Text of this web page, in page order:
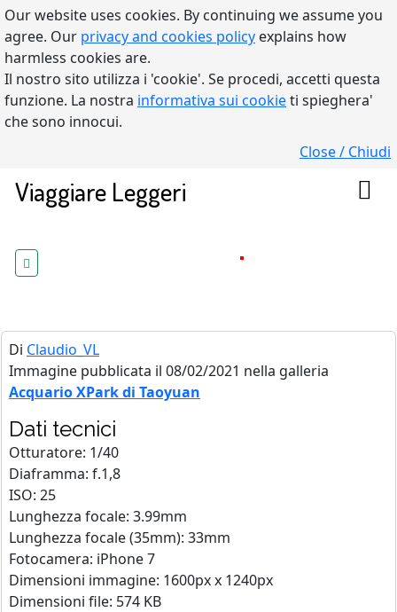
Our website uses cookies. By continuing we assume you
agree. Our privacy and cookies policy explains how
harmless cookies are.
Il nostro sito utilizza i 'cookie'. Se procedi, accetti questa
funzione. La nostra informativa sui cookieti spieghera'
che sono innocui.
Close / Chiudi
Viaggiare Leggeri
Di Claudio_VL
Immagine pubblicata il 08/02/2021 nella galleria
Acquario XPark di Taoyuan
Dati tecnici
Otturatore: 1/40
Diaframma: f.1,8
ISO: 25
Lunghezza focale: 3.99mm
Lunghezza focale (35mm): 33mm
Fotocamera: iPhone 7
Dimensioni immagine: 1600px x 1240px
Dimensioni file: 574 KB